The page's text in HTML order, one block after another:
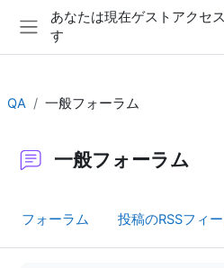
メインコンテンツへスキップする
サイドパネル
あなたは現在ゲストアクセ
す
QA 一般フォーラム
一般フォーラム
フォーラム 投稿のRSSフィ